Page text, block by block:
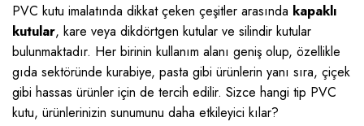
PVC kutu imalatında dikkat çeken çeşitler arasında kapaklı
kutular, kare veya dikdörtgen kutular ve silindir kutular
bulunmaktadır. Her birinin kullanım alanı geniş olup, özellikle
gıda sektöründe kurabiye, pasta gibi ürünlerin yanı sıra, çiçek
gibi hassas ürünler için de tercih edilir. Sizce hangi tip PVC
kutu, ürünlerinizin sunumunu daha etkileyici kılar?